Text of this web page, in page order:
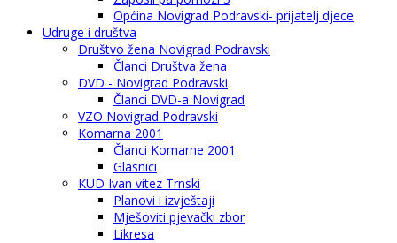
Općina Novigrad Podravski- prijatelj djece
Udruge i društva
Društvo žena Novigrad Podravski
Članci Društva žena
DVD - Novigrad Podravski
Članci DVD-a Novigrad
VZO Novigrad Podravski
Komarna 2001
Članci Komarne 2001
Glasnici
KUD Ivan vitez Trnski
Planovi i izvještaji
Mješoviti pjevački zbor
Likresa